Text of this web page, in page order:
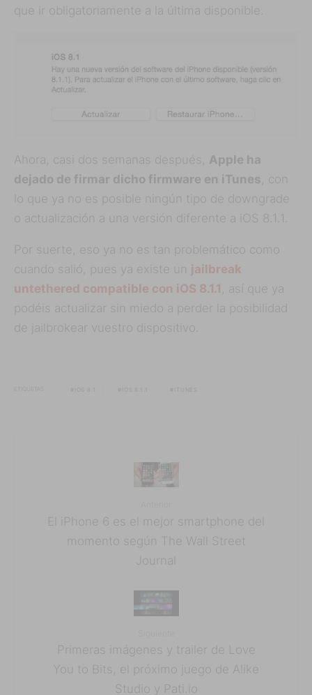
que ir obligatoriamente a la última disponible.
Ahora, casi dos semanas después, Apple ha
dejado de firmar dicho firmware en iTunes , con
lo que ya no es posible ningún tipo de downgrade
o actualización a una versión diferente a iOS 8.1.1.
Por suerte, eso ya no es tan problemático como
cuando salió, pues ya existe un jailbreak
untethered compatible con iOS 8.1.1 , así que ya
podéis actualizar sin miedo a perder la posibilidad
de jailbrokear vuestro dispositivo.
ETIQUETAS
El iPhone 6 es el mejor smartphone del
momento según The Wall Street
Journal
Primeras imágenes y trailer de Love
You to Bits, el próximo juego de Alike
Studio y Pati.io